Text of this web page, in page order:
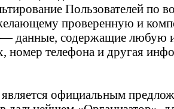
Пользователей по
проверенную и
— данные, содержащие любую
номер телефона и другая
официальным